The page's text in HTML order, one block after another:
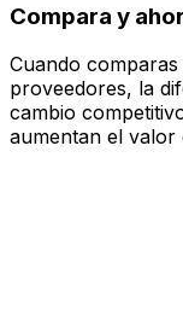
Compara y
Cuando
proveedores, la
cambio
aumentan el valor